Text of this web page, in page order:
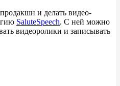
продакшн и делать видео-
SaluteSpeech. С ней можно
видеоролики и записывать